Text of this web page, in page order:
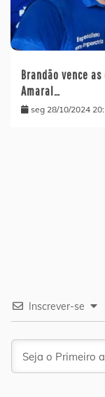
Brandão vence
Amaral…
seg 28/10/2024
Inscrever-se